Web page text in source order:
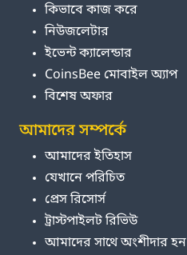
কিভাবে কাজ করে
নিউজলেটার
ইভেন্ট ক্যালেন্ডার
CoinsBee মোবাইল অ্যাপ
বিশেষ অফার
আমাদের সম্পর্কে
আমাদের ইতিহাস
যেখানে পরিচিত
প্রেস রিসোর্স
ট্রাস্টপাইলট রিভিউ
আমাদের সাথে অংশীদার হন